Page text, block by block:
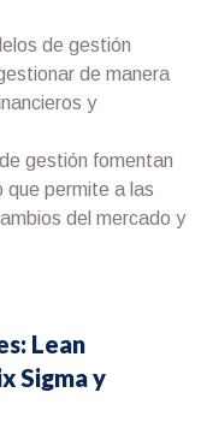
de gestión
de manera
y
gestión fomentan
que permite a las
del mercado y
Lean
Sigma y